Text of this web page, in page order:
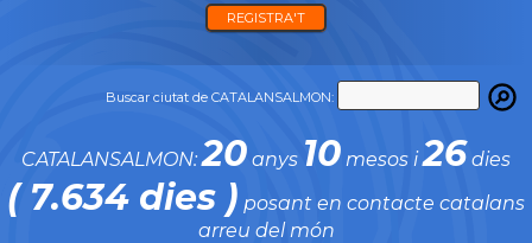
REGISTRA'T
Buscar ciutat de CATALANSALMON:
CATALANSALMON:20 anys 10 mesos i26 dies
( 7.634 dies ) posant en contacte catalans
arreu del món